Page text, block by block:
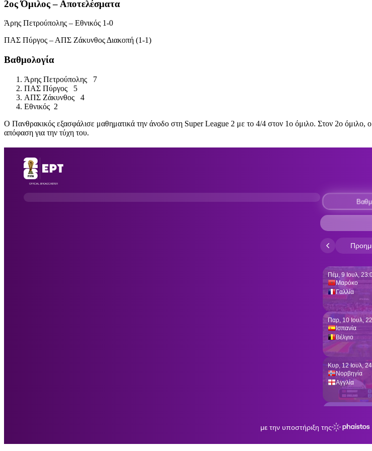
2ος Όμιλος – Αποτελέσματα
Άρης Πετρούπολης – Εθνικός 1-0
ΠΑΣ Πύργος – ΑΠΣ Ζάκυνθος Διακοπή (1-1)
Βαθμολογία
Άρης Πετρούπολης 7
ΠΑΣ Πύργος 5
ΑΠΣ Ζάκυνθος 4
Εθνικός 2
Ο Πανθρακικός εξασφάλισε μαθηματικά την άνοδο στη Super League 2 με το 4/4 στον 1ο όμιλο. Στον 2ο όμιλο, ο
απόφαση για την τύχη του.